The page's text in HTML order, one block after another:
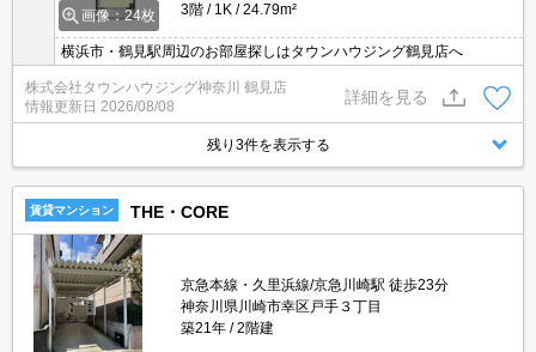
画像：24枚
3階
1K 24.79m²
横浜市・鶴見駅周辺のお部屋探しはタウンハウジング鶴見店へ
株式会社タウンハウジング神奈川 鶴見店
情報更新日 2026/08/08
詳細を見る
残り3件を表示する
賃貸マンション THE・CORE
京急本線・久里浜線/京急川崎駅 徒歩23分
神奈川県川崎市幸区戸手３丁目
築21年
2階建